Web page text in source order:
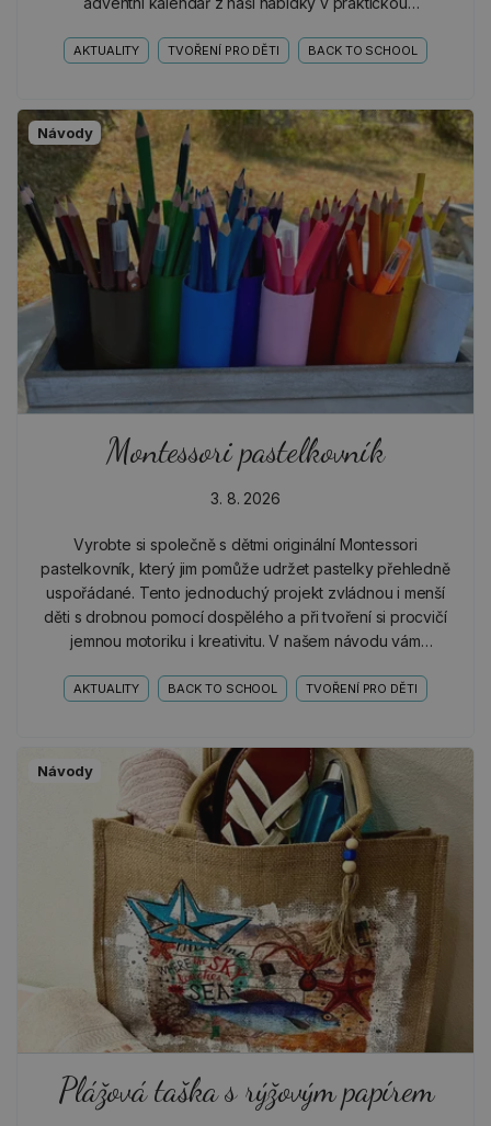
světa…
AKTUALITY TVOŘENÍ PRO DĚTI BACK TO SCHOOL
Návody
Montessori pastelkovník
3. 8. 2026
Vyrobte si společně s dětmi originální Montessori
pastelkovník, který jim pomůže udržet pastelky přehledně
uspořádané. Tento jednoduchý projekt zvládnou i menší
děti s drobnou pomocí dospělého a při tvoření si procvičí
jemnou motoriku i kreativitu. V našem návodu vám
AKTUALITY BACK TO SCHOOL TVOŘENÍ PRO DĚTI
Návody
Plážová taška s rýžovým papírem